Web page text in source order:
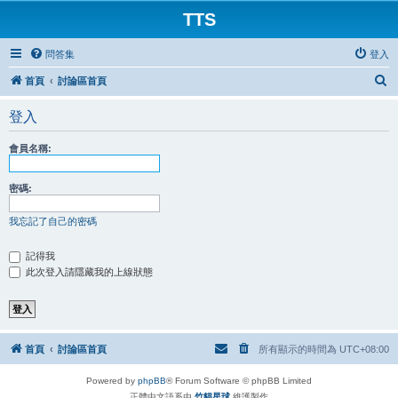
TTS
問答集 登入
首頁 討論區首頁
登入
會員名稱:
密碼:
我忘記了自己的密碼
記得我
此次登入請隱藏我的上線狀態
首頁 討論區首頁 所有顯示的時間為 UTC+08:00
Powered by phpBB® Forum Software © phpBB Limited